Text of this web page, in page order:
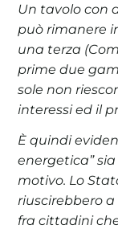
Un tavolo con
può rimanere
una terza
prime due
sole non
interessi ed il
È quindi
energetica”
motivo. Lo
riuscirebbero
fra cittadini